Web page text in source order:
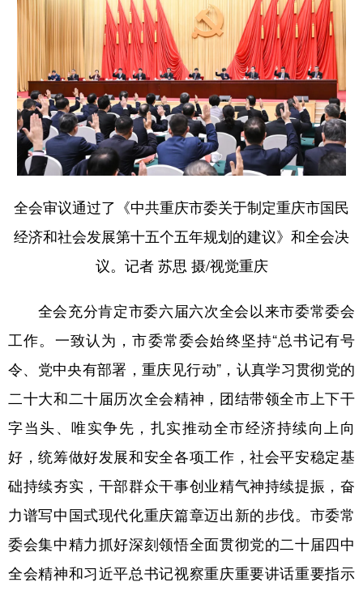
全会审议通过了《中共重庆市委关于制定重庆市国民
经济和社会发展第十五个五年规划的建议》和全会决
议。记者 苏思 摄/视觉重庆
全会充分肯定市委六届六次全会以来市委常委会
工作。一致认为，市委常委会始终坚持“总书记有号
令、党中央有部署，重庆见行动”，认真学习贯彻党的
二十大和二十届历次全会精神，团结带领全市上下干
字当头、唯实争先，扎实推动全市经济持续向上向
好，统筹做好发展和安全各项工作，社会平安稳定基
础持续夯实，干部群众干事创业精气神持续提振，奋
力谱写中国式现代化重庆篇章迈出新的步伐。市委常
委会集中精力抓好深刻领悟全面贯彻党的二十届四中
全会精神和习近平总书记视察重庆重要讲话重要指示